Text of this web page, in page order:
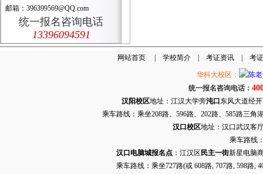
邮箱：396399569@QQ.com
统一报名咨询电话
13396094591
网站首页| 学校简介| 考证资讯| 考
华科大校区：
统一报名咨询电话：
汉阳校区地址：江汉大学旁沌口 东风大道经
乘车路线：乘坐208路、596路、202路、585路三
汉口校区地址：汉口武汉客
乘车路线
汉口电脑城报名点：江汉区 民主一街新星电脑
乘车路线：乘坐727路(或 608路, 707路, 598路,